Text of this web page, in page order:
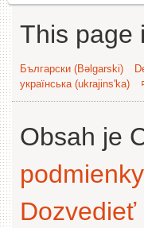
This page
Български (Bəlgarski)
українська (ukrajins'ka)
Obsah je
podmienky
Dozvedieť